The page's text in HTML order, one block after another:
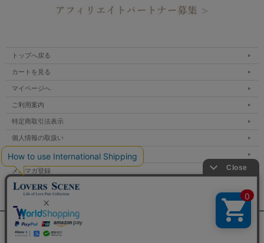
トップへ戻る
カートを見る
マイページへ
ご利用案内
特定商取引法表示
個人情報の取扱い
サイトマップ
メルマガ登録
お問い合わせ